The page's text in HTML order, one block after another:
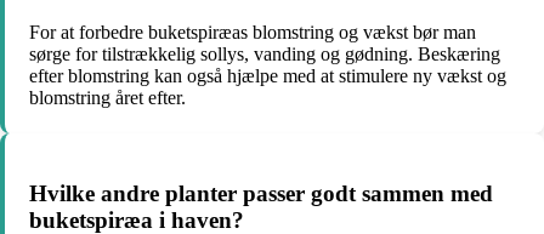
For at forbedre buketspiræas blomstring og vækst bør man
sørge for tilstrækkelig sollys, vanding og gødning. Beskæring
efter blomstring kan også hjælpe med at stimulere ny vækst og
blomstring året efter.
Hvilke andre planter passer godt sammen med
buketspiræa i haven?